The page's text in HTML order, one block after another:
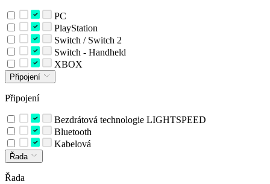
PC
PlayStation
Switch / Switch 2
Switch - Handheld
XBOX
Připojení
Připojení
Bezdrátová technologie LIGHTSPEED
Bluetooth
Kabelová
Řada
Řada